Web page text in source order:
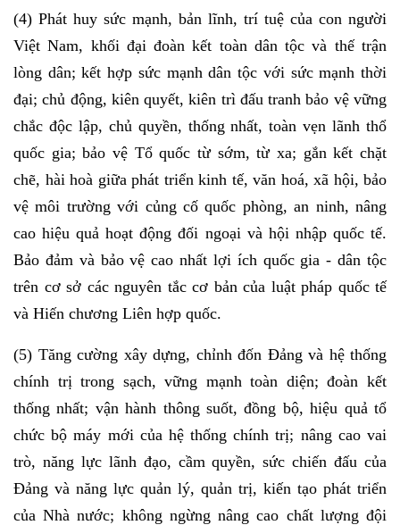
(4) Phát huy sức mạnh, bản lĩnh, trí tuệ của con người
Việt Nam, khối đại đoàn kết toàn dân tộc và thế trận
lòng dân; kết hợp sức mạnh dân tộc với sức mạnh thời
đại; chủ động, kiên quyết, kiên trì đấu tranh bảo vệ vững
chắc độc lập, chủ quyền, thống nhất, toàn vẹn lãnh thổ
quốc gia; bảo vệ Tổ quốc từ sớm, từ xa; gắn kết chặt
chẽ, hài hoà giữa phát triển kinh tế, văn hoá, xã hội, bảo
vệ môi trường với củng cố quốc phòng, an ninh, nâng
cao hiệu quả hoạt động đối ngoại và hội nhập quốc tế.
Bảo đảm và bảo vệ cao nhất lợi ích quốc gia - dân tộc
trên cơ sở các nguyên tắc cơ bản của luật pháp quốc tế
và Hiến chương Liên hợp quốc.
(5) Tăng cường xây dựng, chỉnh đốn Đảng và hệ thống
chính trị trong sạch, vững mạnh toàn diện; đoàn kết
thống nhất; vận hành thông suốt, đồng bộ, hiệu quả tổ
chức bộ máy mới của hệ thống chính trị; nâng cao vai
trò, năng lực lãnh đạo, cầm quyền, sức chiến đấu của
Đảng và năng lực quản lý, quản trị, kiến tạo phát triển
của Nhà nước; không ngừng nâng cao chất lượng đội